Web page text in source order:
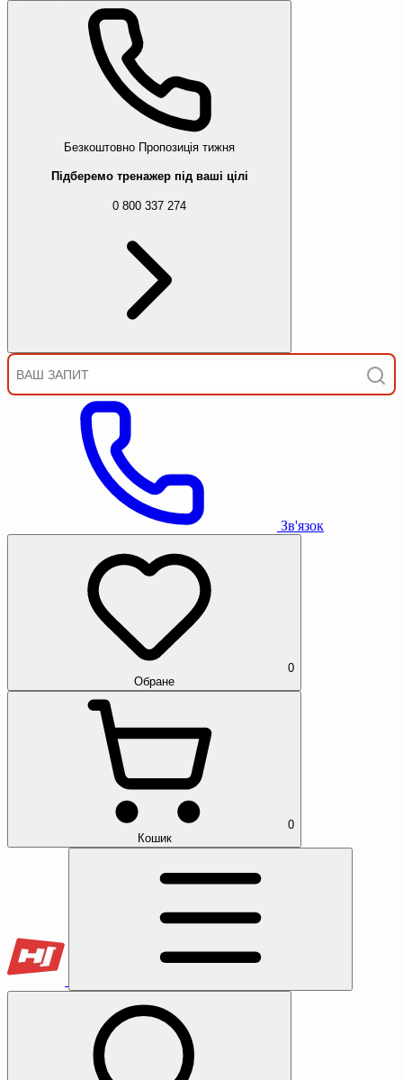
Безкоштовно Пропозиція тижня
Підберемо тренажер під ваші цілі
0 800 337 274
Зв'язок
0
Обране
0
Кошик